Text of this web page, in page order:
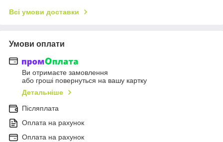
Всі умови доставки
Умови оплати
Ви отримаєте замовлення
або гроші повернуться на вашу картку
Детальніше
Післяплата
Оплата на рахунок
Оплата на рахунок